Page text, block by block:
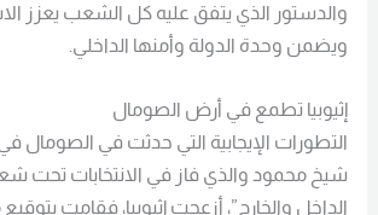
والدستور الذي يتفق عليه كل الشعب يعزز
ويضمن وحدة الدولة وأمنها الداخلي.
إثيوبيا تطمع في أرض الصومال
التطورات الإيجابية التي حدثت في
شيخ محمود والذي فاز في الانتخابات تحت
الداخل والخارج”، أزعجت إثيوبيا، فقامت